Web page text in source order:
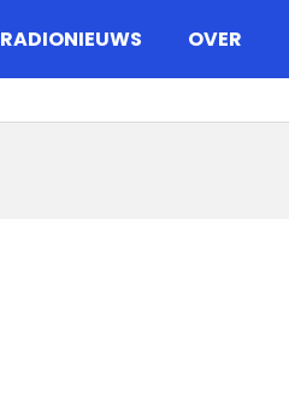
RADIONIEUWS OVER